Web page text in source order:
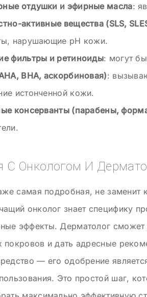
отдушки и эфирные масла:
активные вещества (SLS,
нарушающие pH кожи.
фильтры и ретиноиды: могут
BHA, аскорбиновая):
истонченной кожи.
консерванты (парабены,
С Онкологом И
самая подробная, не заменит
онколог знает специфику
эффекты. Дерматолог сможет
покровов и дать адресные
— его одобрение
Это простой шаг,